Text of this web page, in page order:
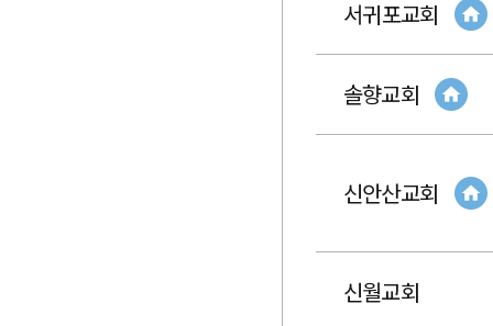
서귀포교회
솔향교회
신안산교회
신월교회